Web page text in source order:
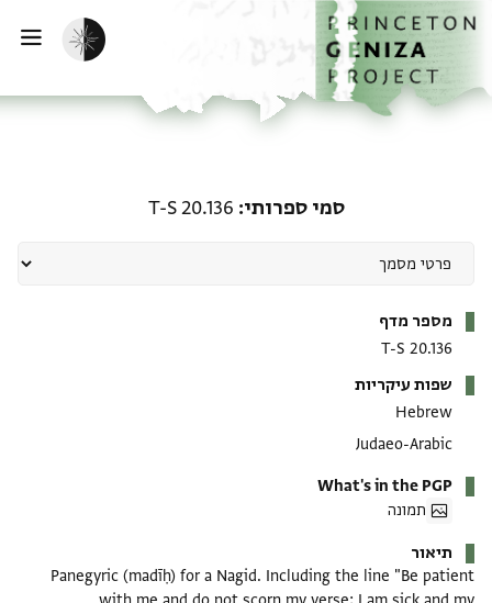
לתוכןהבית
הפעלת מצב כהה
סמי ספרותי T-S 20.136
מספר מדף
T-S 20.136
שפות עיקריות
Hebrew
Judaeo-Arabic
What's in the PGP
תמונה
תיאור
Panegyric (madīḥ) for a Nagid. Including the line "Be patient